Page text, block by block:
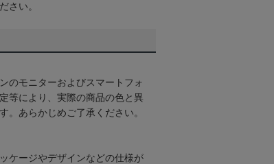
さい。
のモニターおよびスマートフォ
等により、実際の商品の色と異
。あらかじめご了承ください。
ケージやデザインなどの仕様が